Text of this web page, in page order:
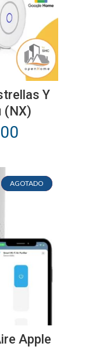
Y
(NX)
AGOTADO
AGOTADO
Apple